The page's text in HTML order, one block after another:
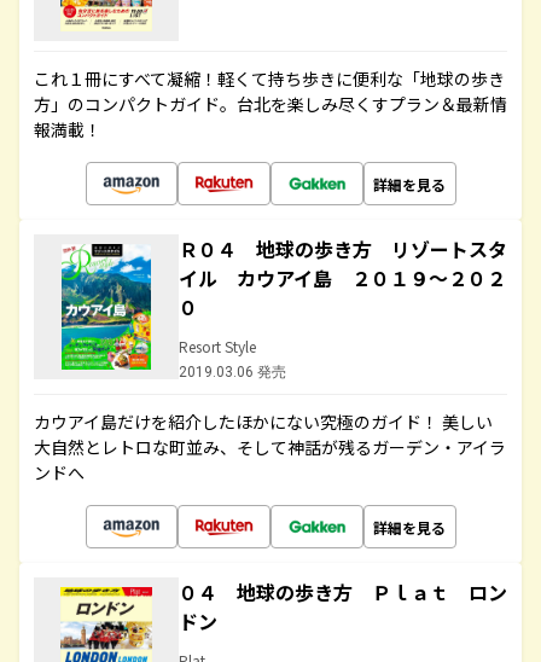
これ１冊にすべて凝縮！軽くて持ち歩きに便利な「地球の歩き
方」のコンパクトガイド。台北を楽しみ尽くすプラン＆最新情
報満載！
詳細を見る
Ｒ０４ 地球の歩き方 リゾートスタ
イル カウアイ島 ２０１９～２０２
０
Resort Style
2019.03.06 発売
カウアイ島だけを紹介したほかにない究極のガイド！ 美しい
大自然とレトロな町並み、そして神話が残るガーデン・アイラ
ンドへ
詳細を見る
０４ 地球の歩き方 Ｐｌａｔ ロン
ドン